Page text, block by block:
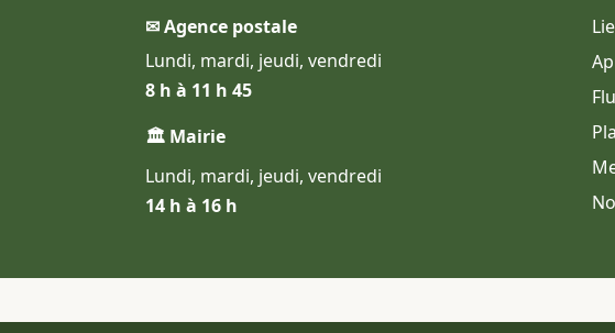
✉ Agence postale
Lundi, mardi, jeudi, vendredi
8 h à 11 h 45
🏛 Mairie
Lundi, mardi, jeudi, vendredi
14 h à 16 h